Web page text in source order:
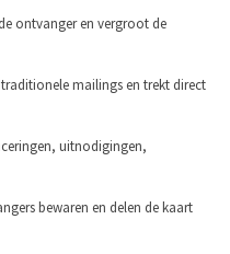
ontvanger en vergroot de
mailings en trekt direct
uitnodigingen,
bewaren en delen de kaart